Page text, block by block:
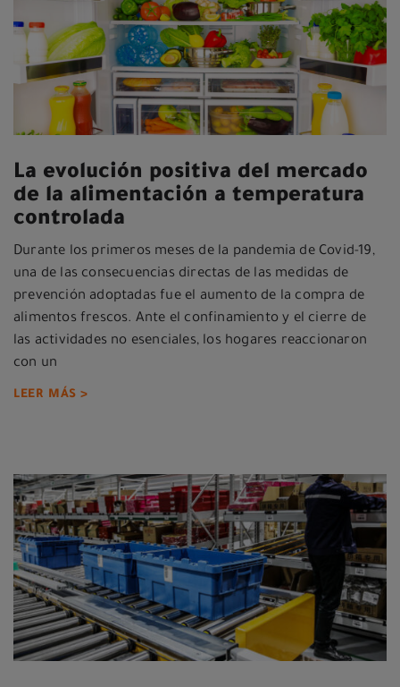
La evolución positiva del mercado
de la alimentación a temperatura
controlada
Durante los primeros meses de la pandemia de Covid-19,
una de las consecuencias directas de las medidas de
prevención adoptadas fue el aumento de la compra de
alimentos frescos. Ante el confinamiento y el cierre de
las actividades no esenciales, los hogares reaccionaron
con un
LEER MÁS >